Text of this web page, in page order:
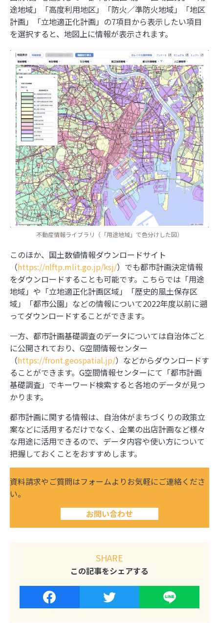
途地域」「高度利用地区」「防火／準防火地域」「地区
計画」「立地適正化計画」の7項目から表示したい項目
を選択すると、地図上に情報が表示されます。
不動産情報ライブラリ（「用途地域」で色分けした図）
このほか、国土数値情報ダウンロードサイト
（https://nlftp.mlit.go.jp/ksj/）でも都市計画決定情報
をダウンロードすることも可能です。こちらでは「用途
地域」や「立地適正化計画区域」「歴史的風土保存区
域」「都市公園」などの情報について2022年度以前に遡
ってダウンロードすることができます。
一方、都市計画基礎調査のデータについては自治体ごと
に公開されており、G空間情報センター
（https://front.geospatial.jp/）などからダウンロードす
ることができます。G空間情報センターにて「都市計画
基礎調査」でキーワード検索すると各地のデータが見つ
かります。
都市計画に関する情報は、自治体がまちづくりの政策立
案などに活用するだけでなく、企業の出店計画など様々
な用途に活用できるので、データ内容や使い方について
把握しておくことをおすすめします。
資料請求やご質問はフォームよりお気軽にご連絡くださ
い。
お問い合わせ
SHARE
この記事をシェアする